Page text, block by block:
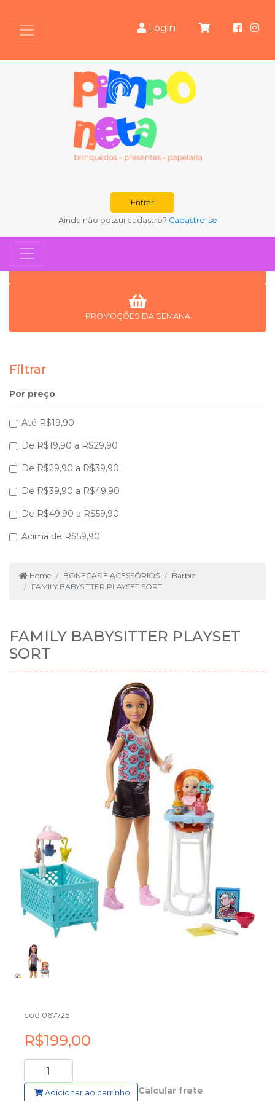
Login
Entrar
Ainda não possui cadastro? Cadastre-se
PROMOÇÕES DA SEMANA
Filtrar
Por preço
Até R$19,90
De R$19,90 a R$29,90
De R$29,90 a R$39,90
De R$39,90 a R$49,90
De R$49,90 a R$59,90
Acima de R$59,90
Home BONECAS E ACESSÓRIOS
Barbie
FAMILY BABYSITTER PLAYSET SORT
FAMILY BABYSITTER PLAYSET
SORT
cod 067725
R$199,00
Adicionar ao carrinho Calcular frete